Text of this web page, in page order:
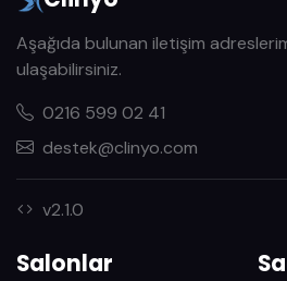
Aşağıda bulunan iletişim
ulaşabilirsiniz.
0216 599 02 41
destek@clinyo.com
v2.1.0
Salonlar